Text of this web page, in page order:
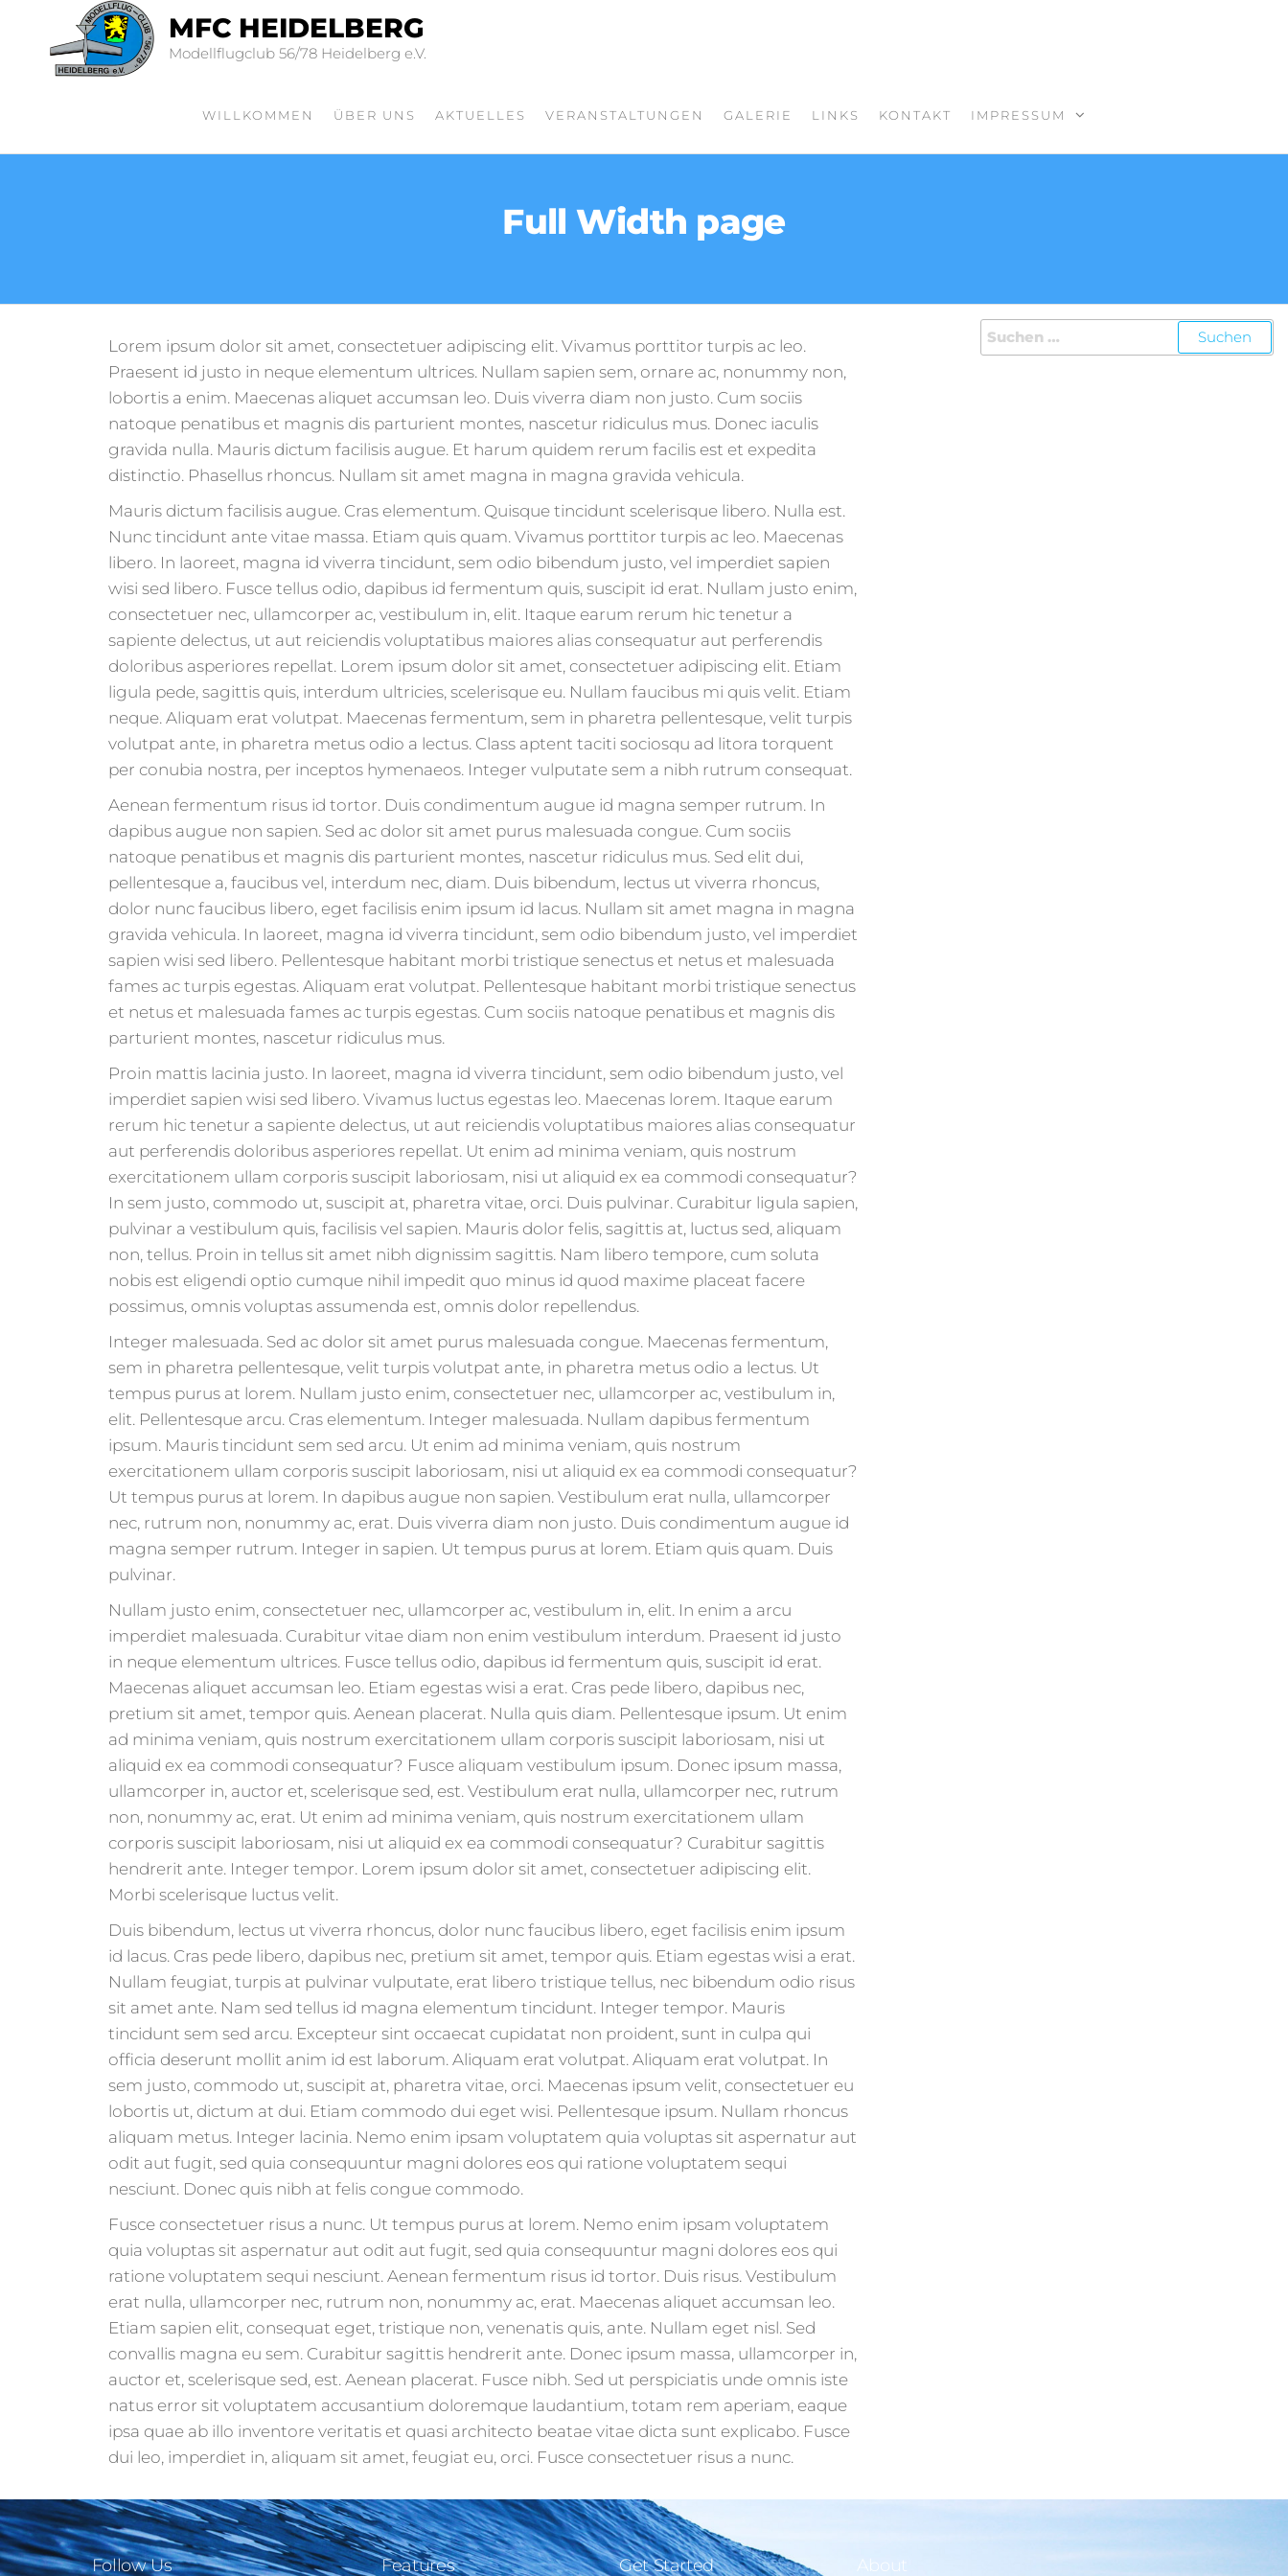
MFC HEIDELBERG
Modellflugclub 56/78 Heidelberg e.V.
WILLKOMMEN ÜBER UNS AKTUELLES VERANSTALTUNGEN GALERIE LINKS KONTAKT IMPRESSUM
Full Width page
Lorem ipsum dolor sit amet, consectetuer adipiscing elit. Vivamus porttitor turpis ac leo.
Praesent id justo in neque elementum ultrices. Nullam sapien sem, ornare ac, nonummy non,
lobortis a enim. Maecenas aliquet accumsan leo. Duis viverra diam non justo. Cum sociis
natoque penatibus et magnis dis parturient montes, nascetur ridiculus mus. Donec iaculis
gravida nulla. Mauris dictum facilisis augue. Et harum quidem rerum facilis est et expedita
distinctio. Phasellus rhoncus. Nullam sit amet magna in magna gravida vehicula.
Mauris dictum facilisis augue. Cras elementum. Quisque tincidunt scelerisque libero. Nulla est.
Nunc tincidunt ante vitae massa. Etiam quis quam. Vivamus porttitor turpis ac leo. Maecenas
libero. In laoreet, magna id viverra tincidunt, sem odio bibendum justo, vel imperdiet sapien
wisi sed libero. Fusce tellus odio, dapibus id fermentum quis, suscipit id erat. Nullam justo enim,
consectetuer nec, ullamcorper ac, vestibulum in, elit. Itaque earum rerum hic tenetur a
sapiente delectus, ut aut reiciendis voluptatibus maiores alias consequatur aut perferendis
doloribus asperiores repellat. Lorem ipsum dolor sit amet, consectetuer adipiscing elit. Etiam
ligula pede, sagittis quis, interdum ultricies, scelerisque eu. Nullam faucibus mi quis velit. Etiam
neque. Aliquam erat volutpat. Maecenas fermentum, sem in pharetra pellentesque, velit turpis
volutpat ante, in pharetra metus odio a lectus. Class aptent taciti sociosqu ad litora torquent
per conubia nostra, per inceptos hymenaeos. Integer vulputate sem a nibh rutrum consequat.
Aenean fermentum risus id tortor. Duis condimentum augue id magna semper rutrum. In
dapibus augue non sapien. Sed ac dolor sit amet purus malesuada congue. Cum sociis
natoque penatibus et magnis dis parturient montes, nascetur ridiculus mus. Sed elit dui,
pellentesque a, faucibus vel, interdum nec, diam. Duis bibendum, lectus ut viverra rhoncus,
dolor nunc faucibus libero, eget facilisis enim ipsum id lacus. Nullam sit amet magna in magna
gravida vehicula. In laoreet, magna id viverra tincidunt, sem odio bibendum justo, vel imperdiet
sapien wisi sed libero. Pellentesque habitant morbi tristique senectus et netus et malesuada
fames ac turpis egestas. Aliquam erat volutpat. Pellentesque habitant morbi tristique senectus
et netus et malesuada fames ac turpis egestas. Cum sociis natoque penatibus et magnis dis
parturient montes, nascetur ridiculus mus.
Proin mattis lacinia justo. In laoreet, magna id viverra tincidunt, sem odio bibendum justo, vel
imperdiet sapien wisi sed libero. Vivamus luctus egestas leo. Maecenas lorem. Itaque earum
rerum hic tenetur a sapiente delectus, ut aut reiciendis voluptatibus maiores alias consequatur
aut perferendis doloribus asperiores repellat. Ut enim ad minima veniam, quis nostrum
exercitationem ullam corporis suscipit laboriosam, nisi ut aliquid ex ea commodi consequatur?
In sem justo, commodo ut, suscipit at, pharetra vitae, orci. Duis pulvinar. Curabitur ligula sapien,
pulvinar a vestibulum quis, facilisis vel sapien. Mauris dolor felis, sagittis at, luctus sed, aliquam
non, tellus. Proin in tellus sit amet nibh dignissim sagittis. Nam libero tempore, cum soluta
nobis est eligendi optio cumque nihil impedit quo minus id quod maxime placeat facere
possimus, omnis voluptas assumenda est, omnis dolor repellendus.
Integer malesuada. Sed ac dolor sit amet purus malesuada congue. Maecenas fermentum,
sem in pharetra pellentesque, velit turpis volutpat ante, in pharetra metus odio a lectus. Ut
tempus purus at lorem. Nullam justo enim, consectetuer nec, ullamcorper ac, vestibulum in,
elit. Pellentesque arcu. Cras elementum. Integer malesuada. Nullam dapibus fermentum
ipsum. Mauris tincidunt sem sed arcu. Ut enim ad minima veniam, quis nostrum
exercitationem ullam corporis suscipit laboriosam, nisi ut aliquid ex ea commodi consequatur?
Ut tempus purus at lorem. In dapibus augue non sapien. Vestibulum erat nulla, ullamcorper
nec, rutrum non, nonummy ac, erat. Duis viverra diam non justo. Duis condimentum augue id
magna semper rutrum. Integer in sapien. Ut tempus purus at lorem. Etiam quis quam. Duis
pulvinar.
Nullam justo enim, consectetuer nec, ullamcorper ac, vestibulum in, elit. In enim a arcu
imperdiet malesuada. Curabitur vitae diam non enim vestibulum interdum. Praesent id justo
in neque elementum ultrices. Fusce tellus odio, dapibus id fermentum quis, suscipit id erat.
Maecenas aliquet accumsan leo. Etiam egestas wisi a erat. Cras pede libero, dapibus nec,
pretium sit amet, tempor quis. Aenean placerat. Nulla quis diam. Pellentesque ipsum. Ut enim
ad minima veniam, quis nostrum exercitationem ullam corporis suscipit laboriosam, nisi ut
aliquid ex ea commodi consequatur? Fusce aliquam vestibulum ipsum. Donec ipsum massa,
ullamcorper in, auctor et, scelerisque sed, est. Vestibulum erat nulla, ullamcorper nec, rutrum
non, nonummy ac, erat. Ut enim ad minima veniam, quis nostrum exercitationem ullam
corporis suscipit laboriosam, nisi ut aliquid ex ea commodi consequatur? Curabitur sagittis
hendrerit ante. Integer tempor. Lorem ipsum dolor sit amet, consectetuer adipiscing elit.
Morbi scelerisque luctus velit.
Duis bibendum, lectus ut viverra rhoncus, dolor nunc faucibus libero, eget facilisis enim ipsum
id lacus. Cras pede libero, dapibus nec, pretium sit amet, tempor quis. Etiam egestas wisi a erat.
Nullam feugiat, turpis at pulvinar vulputate, erat libero tristique tellus, nec bibendum odio risus
sit amet ante. Nam sed tellus id magna elementum tincidunt. Integer tempor. Mauris
tincidunt sem sed arcu. Excepteur sint occaecat cupidatat non proident, sunt in culpa qui
officia deserunt mollit anim id est laborum. Aliquam erat volutpat. Aliquam erat volutpat. In
sem justo, commodo ut, suscipit at, pharetra vitae, orci. Maecenas ipsum velit, consectetuer eu
lobortis ut, dictum at dui. Etiam commodo dui eget wisi. Pellentesque ipsum. Nullam rhoncus
aliquam metus. Integer lacinia. Nemo enim ipsam voluptatem quia voluptas sit aspernatur aut
odit aut fugit, sed quia consequuntur magni dolores eos qui ratione voluptatem sequi
nesciunt. Donec quis nibh at felis congue commodo.
Fusce consectetuer risus a nunc. Ut tempus purus at lorem. Nemo enim ipsam voluptatem
quia voluptas sit aspernatur aut odit aut fugit, sed quia consequuntur magni dolores eos qui
ratione voluptatem sequi nesciunt. Aenean fermentum risus id tortor. Duis risus. Vestibulum
erat nulla, ullamcorper nec, rutrum non, nonummy ac, erat. Maecenas aliquet accumsan leo.
Etiam sapien elit, consequat eget, tristique non, venenatis quis, ante. Nullam eget nisl. Sed
convallis magna eu sem. Curabitur sagittis hendrerit ante. Donec ipsum massa, ullamcorper in,
auctor et, scelerisque sed, est. Aenean placerat. Fusce nibh. Sed ut perspiciatis unde omnis iste
natus error sit voluptatem accusantium doloremque laudantium, totam rem aperiam, eaque
ipsa quae ab illo inventore veritatis et quasi architecto beatae vitae dicta sunt explicabo. Fusce
dui leo, imperdiet in, aliquam sit amet, feugiat eu, orci. Fusce consectetuer risus a nunc.
Follow Us Features Get Started About